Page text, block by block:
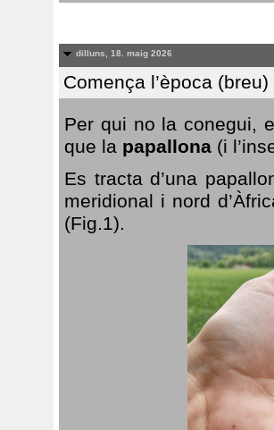
dilluns, 18. maig 2026
Comença l’època
Per qui no la conegui,
que la papallona (i
Es tracta d’una
meridional i nord
(Fig.1).